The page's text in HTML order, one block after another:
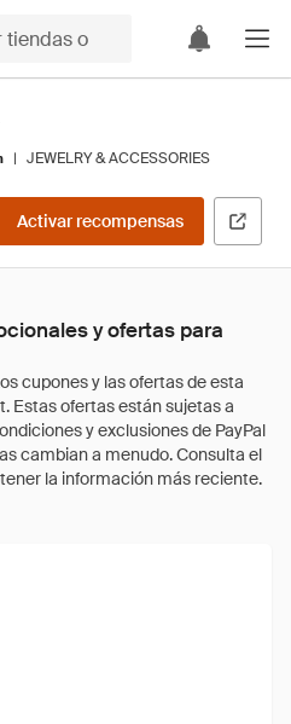
| JEWELRY & ACCESSORIES
Activar recompensas
y ofertas para